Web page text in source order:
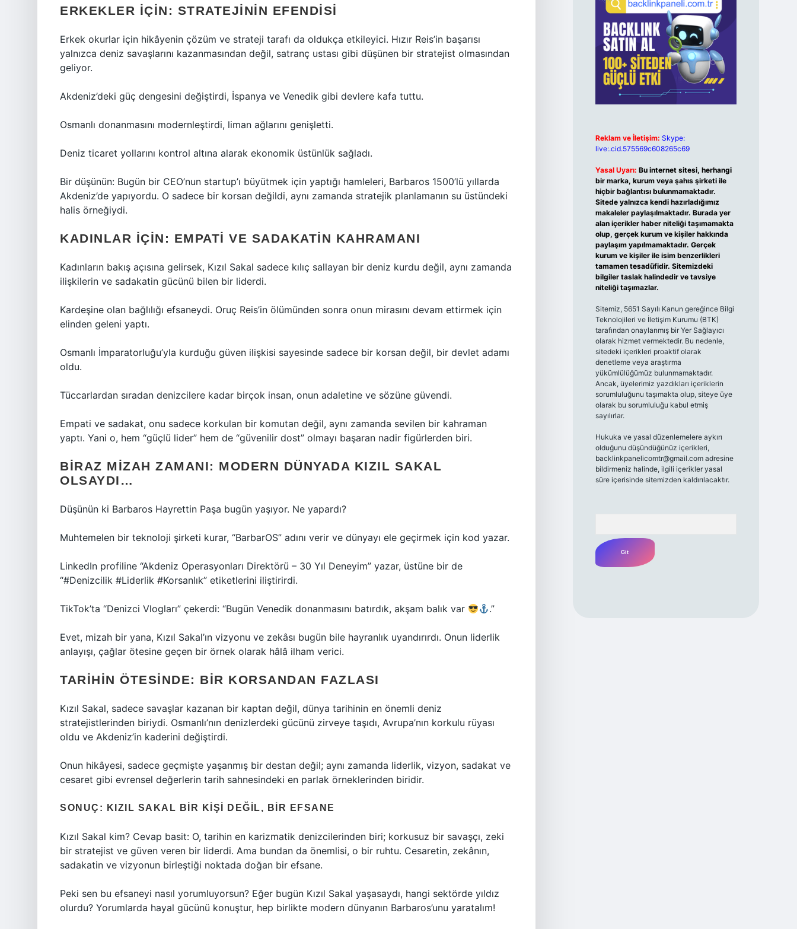
ERKEKLER İÇIN: STRATEJININ EFENDISI
Erkek okurlar için hikâyenin çözüm ve strateji tarafı da oldukça etkileyici. Hızır Reis’in başarısı
yalnızca deniz savaşlarını kazanmasından değil, satranç ustası gibi düşünen bir stratejist olmasından
geliyor.
Akdeniz’deki güç dengesini değiştirdi, İspanya ve Venedik gibi devlere kafa tuttu.
Osmanlı donanmasını modernleştirdi, liman ağlarını genişletti.
Deniz ticaret yollarını kontrol altına alarak ekonomik üstünlük sağladı.
Bir düşünün: Bugün bir CEO’nun startup’ı büyütmek için yaptığı hamleleri, Barbaros 1500’lü yıllarda
Akdeniz’de yapıyordu. O sadece bir korsan değildi, aynı zamanda stratejik planlamanın su üstündeki
halis örneğiydi.
KADINLAR İÇIN: EMPATI VE SADAKATIN KAHRAMANI
Kadınların bakış açısına gelirsek, Kızıl Sakal sadece kılıç sallayan bir deniz kurdu değil, aynı zamanda
ilişkilerin ve sadakatin gücünü bilen bir liderdi.
Kardeşine olan bağlılığı efsaneydi. Oruç Reis’in ölümünden sonra onun mirasını devam ettirmek için
elinden geleni yaptı.
Osmanlı İmparatorluğu’yla kurduğu güven ilişkisi sayesinde sadece bir korsan değil, bir devlet adamı
oldu.
Tüccarlardan sıradan denizcilere kadar birçok insan, onun adaletine ve sözüne güvendi.
Empati ve sadakat, onu sadece korkulan bir komutan değil, aynı zamanda sevilen bir kahraman
yaptı. Yani o, hem “güçlü lider” hem de “güvenilir dost” olmayı başaran nadir figürlerden biri.
BIRAZ MIZAH ZAMANI: MODERN DÜNYADA KIZIL SAKAL
OLSAYDI…
Düşünün ki Barbaros Hayrettin Paşa bugün yaşıyor. Ne yapardı?
Muhtemelen bir teknoloji şirketi kurar, “BarbarOS” adını verir ve dünyayı ele geçirmek için kod yazar.
LinkedIn profiline “Akdeniz Operasyonları Direktörü – 30 Yıl Deneyim” yazar, üstüne bir de
“#Denizcilik #Liderlik #Korsanlık” etiketlerini iliştirirdi.
TikTok’ta “Denizci Vlogları” çekerdi: “Bugün Venedik donanmasını batırdık, akşam balık var .”
Evet, mizah bir yana, Kızıl Sakal’ın vizyonu ve zekâsı bugün bile hayranlık uyandırırdı. Onun liderlik
anlayışı, çağlar ötesine geçen bir örnek olarak hâlâ ilham verici.
TARIHIN ÖTESINDE: BIR KORSANDAN FAZLASI
Kızıl Sakal, sadece savaşlar kazanan bir kaptan değil, dünya tarihinin en önemli deniz
stratejistlerinden biriydi. Osmanlı’nın denizlerdeki gücünü zirveye taşıdı, Avrupa’nın korkulu rüyası
oldu ve Akdeniz’in kaderini değiştirdi.
Onun hikâyesi, sadece geçmişte yaşanmış bir destan değil; aynı zamanda liderlik, vizyon, sadakat ve
cesaret gibi evrensel değerlerin tarih sahnesindeki en parlak örneklerinden biridir.
SONUÇ: KIZIL SAKAL BIR KIŞI DEĞIL, BIR EFSANE
Kızıl Sakal kim? Cevap basit: O, tarihin en karizmatik denizcilerinden biri; korkusuz bir savaşçı, zeki
bir stratejist ve güven veren bir liderdi. Ama bundan da önemlisi, o bir ruhtu. Cesaretin, zekânın,
sadakatin ve vizyonun birleştiği noktada doğan bir efsane.
Peki sen bu efsaneyi nasıl yorumluyorsun? Eğer bugün Kızıl Sakal yaşasaydı, hangi sektörde yıldız
olurdu? Yorumlarda hayal gücünü konuştur, hep birlikte modern dünyanın Barbaros’unu yaratalım!
Reklam ve İletişim: Skype:
live:.cid.575569c608265c69
Yasal Uyarı: Bu internet sitesi, herhangi
bir marka, kurum veya şahıs şirketi ile
hiçbir bağlantısı bulunmamaktadır.
Sitede yalnızca kendi hazırladığımız
makaleler paylaşılmaktadır. Burada yer
alan içerikler haber niteliği taşımamakta
olup, gerçek kurum ve kişiler hakkında
paylaşım yapılmamaktadır. Gerçek
kurum ve kişiler ile isim benzerlikleri
tamamen tesadüfidir. Sitemizdeki
bilgiler taslak halindedir ve tavsiye
niteliği taşımazlar.
Sitemiz, 5651 Sayılı Kanun gereğince Bilgi
Teknolojileri ve İletişim Kurumu (BTK)
tarafından onaylanmış bir Yer Sağlayıcı
olarak hizmet vermektedir. Bu nedenle,
sitedeki içerikleri proaktif olarak
denetleme veya araştırma
yükümlülüğümüz bulunmamaktadır.
Ancak, üyelerimiz yazdıkları içeriklerin
sorumluluğunu taşımakta olup, siteye üye
olarak bu sorumluluğu kabul etmiş
sayılırlar.
Hukuka ve yasal düzenlemelere aykırı
olduğunu düşündüğünüz içerikleri,
backlinkpanelicomtr@gmail.comadresine
bildirmeniz halinde, ilgili içerikler yasal
süre içerisinde sitemizden kaldırılacaktır.